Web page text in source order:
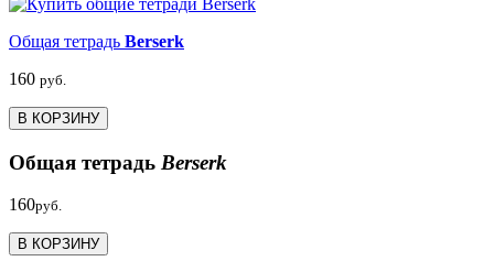
Общая тетрадь Berserk
160 руб.
В КОРЗИНУ
Общая тетрадь Berserk
160руб.
В КОРЗИНУ